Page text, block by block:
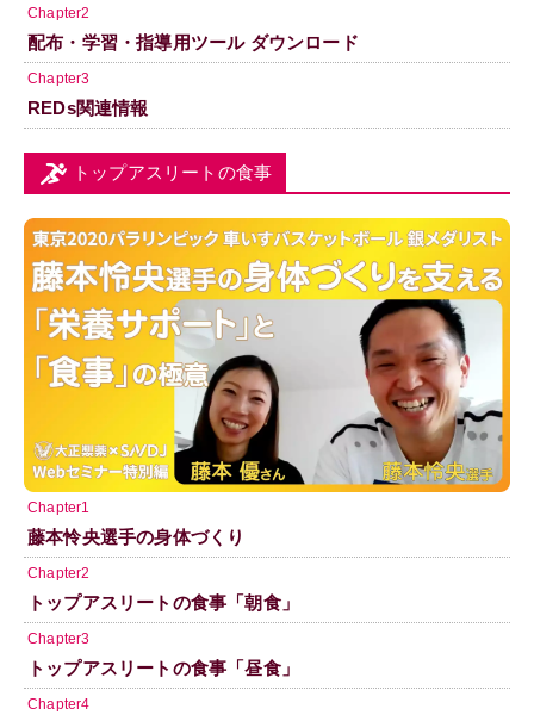
Chapter2
配布・学習・指導用ツール ダウンロード
Chapter3
REDs関連情報
トップアスリートの食事
Chapter1
藤本怜央選手の身体づくり
Chapter2
トップアスリートの食事「朝食」
Chapter3
トップアスリートの食事「昼食」
Chapter4